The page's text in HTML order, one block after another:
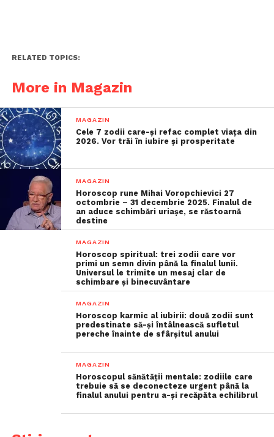
RELATED TOPICS:
More in Magazin
MAGAZIN
Cele 7 zodii care-și refac complet viața din
2026. Vor trăi în iubire și prosperitate
MAGAZIN
Horoscop rune Mihai Voropchievici 27
octombrie – 31 decembrie 2025. Finalul de
an aduce schimbări uriașe, se răstoarnă
destine
MAGAZIN
Horoscop spiritual: trei zodii care vor
primi un semn divin până la finalul lunii.
Universul le trimite un mesaj clar de
schimbare și binecuvântare
MAGAZIN
Horoscop karmic al iubirii: două zodii sunt
predestinate să-și întâlnească sufletul
pereche înainte de sfârșitul anului
MAGAZIN
Horoscopul sănătății mentale: zodiile care
trebuie să se deconecteze urgent până la
finalul anului pentru a-și recăpăta echilibrul